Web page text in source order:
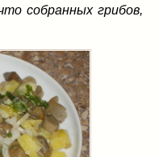
собранных грибов,